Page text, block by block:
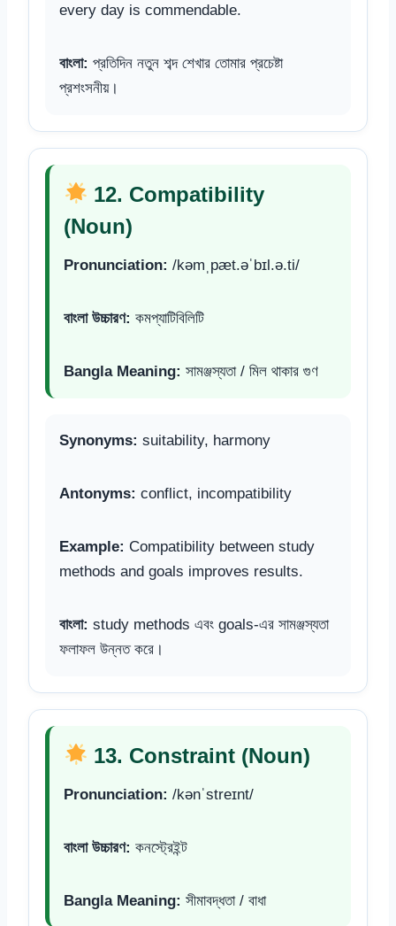
every day is commendable.
বাংলা: প্রতিদিন নতুন শব্দ শেখার তোমার প্রচেষ্টা
প্রশংসনীয়।
12. Compatibility
(Noun)
Pronunciation: /kəmˌpæt.əˈbɪl.ə.ti/
বাংলা উচ্চারণ: কমপ্যাটিবিলিটি
Bangla Meaning: সামঞ্জস্যতা / মিল থাকার গুণ
Synonyms: suitability, harmony
Antonyms: conflict, incompatibility
Example: Compatibility between study
methods and goals improves results.
বাংলা: study methods এবং goals-এর সামঞ্জস্যতা
ফলাফল উন্নত করে।
13. Constraint (Noun)
Pronunciation: /kənˈstreɪnt/
বাংলা উচ্চারণ: কনস্ট্রেইন্ট
Bangla Meaning: সীমাবদ্ধতা / বাধা